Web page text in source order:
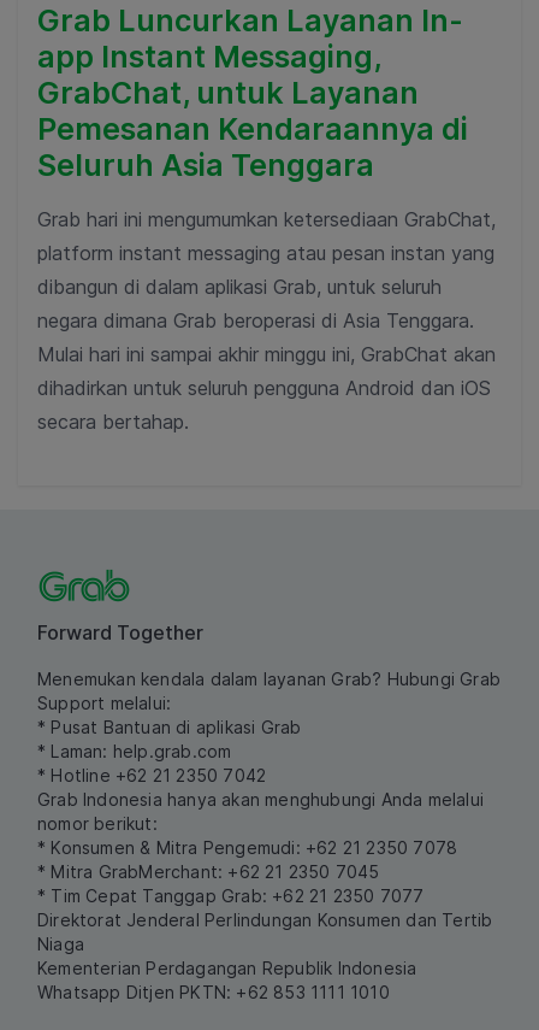
Grab Luncurkan Layanan In-
app Instant Messaging,
GrabChat, untuk Layanan
Pemesanan Kendaraannya di
Seluruh Asia Tenggara
Grab hari ini mengumumkan ketersediaan GrabChat,
platform instant messaging atau pesan instan yang
dibangun di dalam aplikasi Grab, untuk seluruh
negara dimana Grab beroperasi di Asia Tenggara.
Mulai hari ini sampai akhir minggu ini, GrabChat akan
dihadirkan untuk seluruh pengguna Android dan iOS
secara bertahap.
Forward Together
Menemukan kendala dalam layanan Grab? Hubungi Grab
Support melalui:
* Pusat Bantuan di aplikasi Grab
* Laman: help.grab.com
* Hotline +62 21 2350 7042
Grab Indonesia hanya akan menghubungi Anda melalui
nomor berikut:
* Konsumen & Mitra Pengemudi: +62 21 2350 7078
* Mitra GrabMerchant: +62 21 2350 7045
* Tim Cepat Tanggap Grab: +62 21 2350 7077
Direktorat Jenderal Perlindungan Konsumen dan Tertib
Niaga
Kementerian Perdagangan Republik Indonesia
Whatsapp Ditjen PKTN: +62 853 1111 1010